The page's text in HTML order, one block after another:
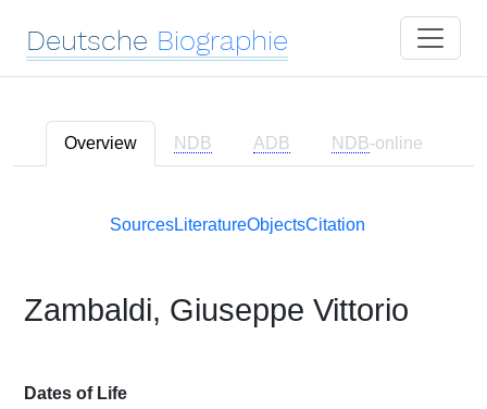
Deutsche Biographie
Overview NDB ADB NDB-online
SourcesLiteratureObjectsCitation
Zambaldi, Giuseppe Vittorio
Dates of Life